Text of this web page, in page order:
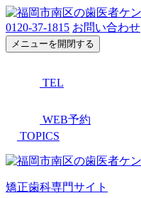
0120-37-1815 お問い合わせ
メニューを開閉する
TEL
WEB予約
TOPICS
矯正歯科専門サイト